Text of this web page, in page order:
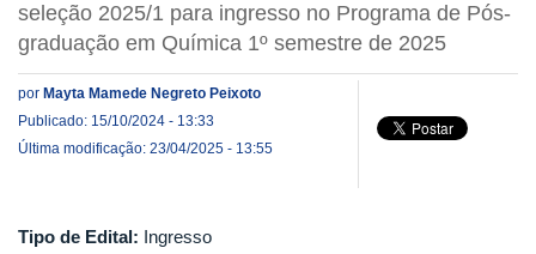
seleção 2025/1 para ingresso no Programa de Pós-
graduação em Química 1º semestre de 2025
por Mayta Mamede Negreto Peixoto
Publicado: 15/10/2024 - 13:33
Última modificação: 23/04/2025 - 13:55
Tipo de Edital: Ingresso